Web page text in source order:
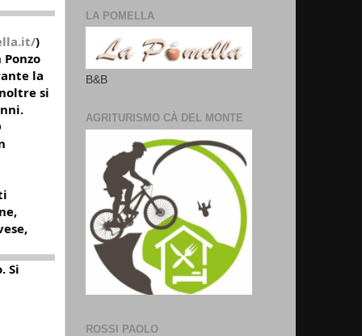
)
la
si
Si
LA POMELLA
B&B
AGRITURISMO CÀ DEL MONTE
ROSSI PAOLO